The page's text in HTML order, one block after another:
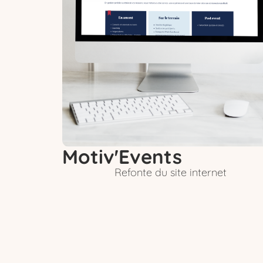
Motiv'Events
Refonte du site internet